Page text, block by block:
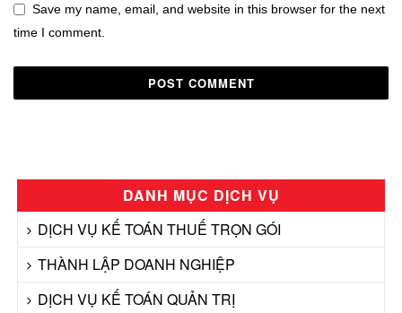
Save my name, email, and website in this browser for the next
time I comment.
DANH MỤC DỊCH VỤ
DỊCH VỤ KẾ TOÁN THUẾ TRỌN GÓI
THÀNH LẬP DOANH NGHIỆP
DỊCH VỤ KẾ TOÁN QUẢN TRỊ